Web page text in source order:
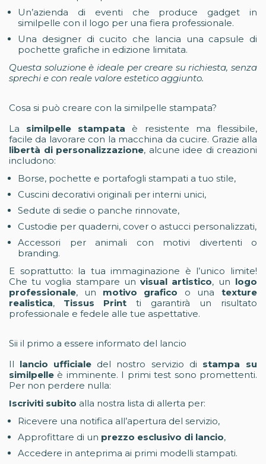
Un’azienda di eventi che produce gadget in
similpelle con il logo per una fiera professionale.
Una designer di cucito che lancia una capsule di
pochette grafiche in edizione limitata.
Questa soluzione è ideale per creare su richiesta, senza
sprechi e con reale valore estetico aggiunto.
Cosa si può creare con la similpelle stampata?
La similpelle stampata è resistente ma flessibile,
facile da lavorare con la macchina da cucire. Grazie alla
libertà di personalizzazione, alcune idee di creazioni
includono:
Borse, pochette e portafogli stampati a tuo stile,
Cuscini decorativi originali per interni unici,
Sedute di sedie o panche rinnovate,
Custodie per quaderni, cover o astucci personalizzati,
Accessori per animali con motivi divertenti o
branding.
E soprattutto: la tua immaginazione è l’unico limite!
Che tu voglia stampare un visual artistico, un logo
professionale, un motivo grafico o una texture
realistica, Tissus Print ti garantirà un risultato
professionale e fedele alle tue aspettative.
Sii il primo a essere informato del lancio
Il lancio ufficiale del nostro servizio di stampa su
similpelle è imminente. I primi test sono promettenti.
Per non perdere nulla:
Iscriviti subito alla nostra lista di allerta per:
Ricevere una notifica all’apertura del servizio,
Approfittare di un prezzo esclusivo di lancio,
Accedere in anteprima ai primi modelli stampati.